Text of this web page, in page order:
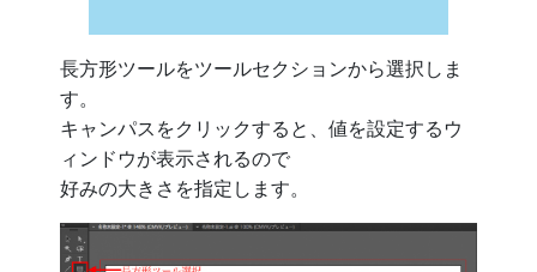
長方形ツールをツールセクションから選択しま
す。
キャンパスをクリックすると、値を設定するウ
ィンドウが表示されるので
好みの大きさを指定します。